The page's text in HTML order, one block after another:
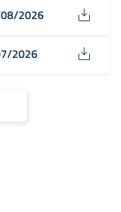
08/2026
2026